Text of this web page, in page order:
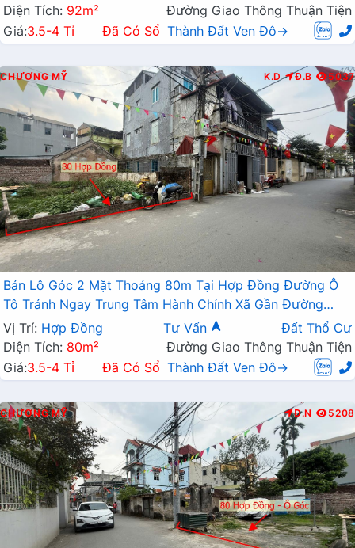
Diện Tích: 92m²
Đường Giao Thông Thuận Tiện
Giá:3.5-4 Tỉ Đã Có Sổ Thành Đất Ven Đô→
CHƯƠNG MỸ K.D Đ.B 5037
Bán Lô Góc 2 Mặt Thoáng 80m Tại Hợp Đồng Đường Ô
Tô Tránh Ngay Trung Tâm Hành Chính Xã Gần Đường
TL419
Vị Trí: Hợp Đồng Tư Vấn
Đất Thổ Cư
Diện Tích: 80m²
Đường Giao Thông Thuận Tiện
Giá:3.5-4 Tỉ Đã Có Sổ Thành Đất Ven Đô→
CHƯƠNG MỸ Đ.N 5208